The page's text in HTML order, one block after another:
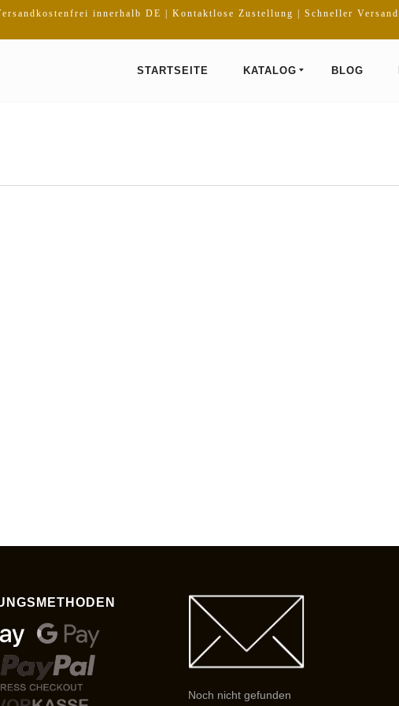
innerhalb DE | Kontaktlose Zustellung | Schneller Versand
STARTSEITE
KATALOG BLOG
Noch nicht gefunden